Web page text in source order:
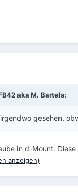
aka M. Bartels:
gesehen,
in d-Mount.
anzeigen)